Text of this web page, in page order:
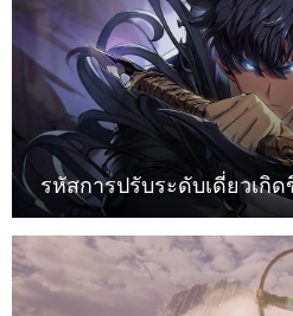
รหัสการปรับระดับเดี่ยวเกิ